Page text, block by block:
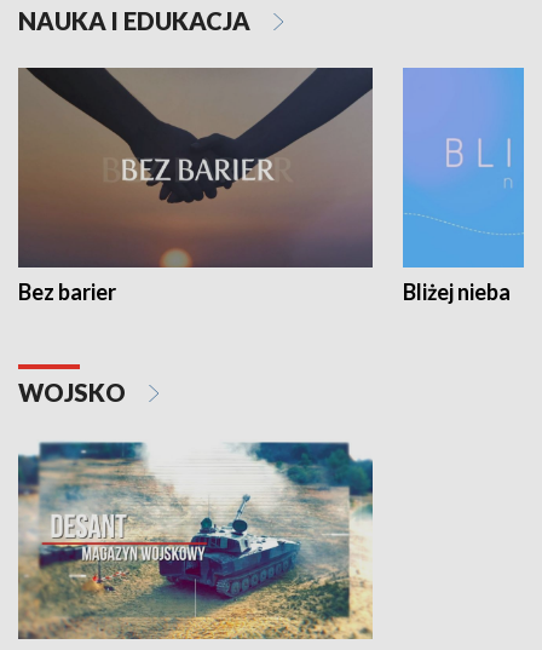
NAUKA I EDUKACJA
Bez barier Bliżej nieba
WOJSKO